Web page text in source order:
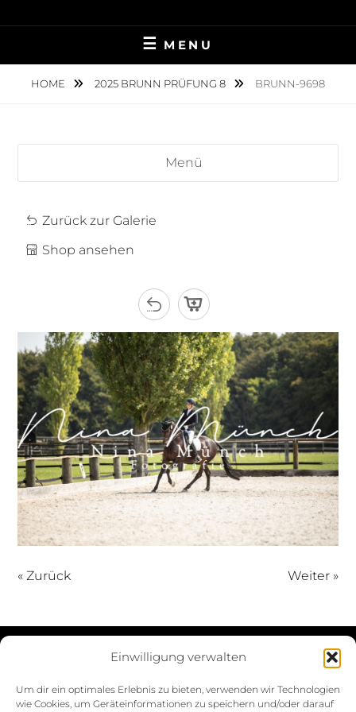
Einwilligung verwalten
Um dir ein optimales Erlebnis zu bieten, verwenden wir Technologien
wie Cookies, um Geräteinformationen zu speichern und/oder darauf
to
NINA MÜNCH
FOTOGRAFIE
MENU
HOME 2025 BRUNN PRÜFUNG 8 BRUNN-9698
Menü
Zurück zur Galerie
Shop ansehen
« Zurück Weiter »